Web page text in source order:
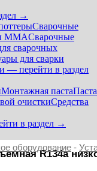
→
Сварочные
MMAСварочные
сварочных
для сварки
— перейти в раздел
Монтажная пастаПаста
очисткиСредства
в раздел →
оборудование -
R134a